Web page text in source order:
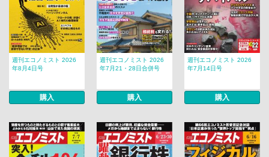
週刊エコノミスト 2026
年8月4日号
購入
週刊エコノミスト 2026
年7月21・28日合併号
購入
週刊エコノミスト 2026
年7月14日号
購入